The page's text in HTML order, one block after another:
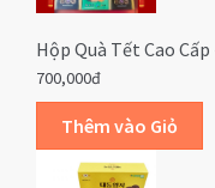
Hộp Quà Tết Cao
700,000đ